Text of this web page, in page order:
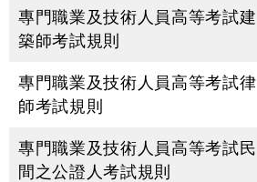
專門職業及技術人員高等考試建
築師考試規則
專門職業及技術人員高等考試律
師考試規則
專門職業及技術人員高等考試民
間之公證人考試規則